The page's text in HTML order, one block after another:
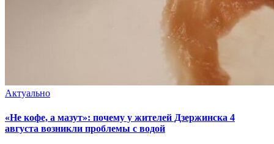
Актуально
«Не кофе, а мазут»: почему у жителей Дзержинска 4
августа возникли проблемы с водой